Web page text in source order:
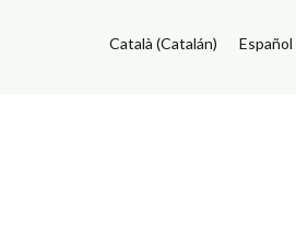
Català (Catalán) Español